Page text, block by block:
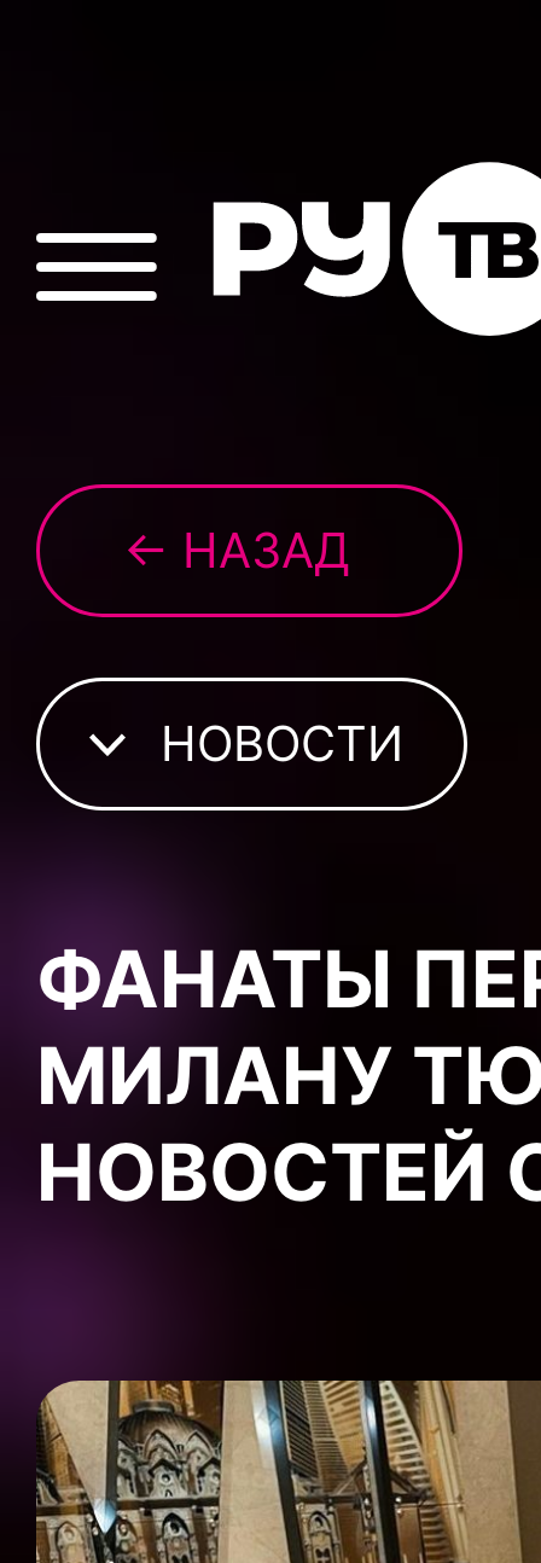
← НАЗАД
НОВОСТИ
ФАНАТЫ
МИЛАНУ
НОВОСТЕЙ